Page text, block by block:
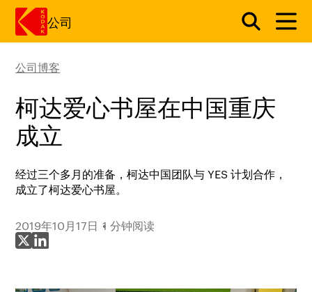
公司
公司博客
柯达爱心书屋在中国重庆
成立
经过三个多月的准备，柯达中国团队与 YES 计划合作，
成立了柯达爱心书屋。
2019年10月17日 1 分钟阅读
分享至 X
分享至 LinkedIn